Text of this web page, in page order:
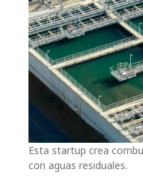
Esta startup crea
con aguas residuales.